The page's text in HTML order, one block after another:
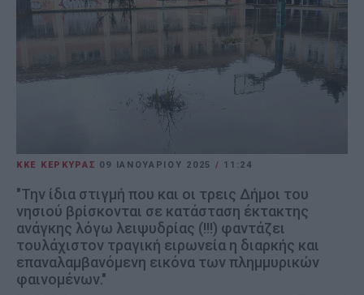
ΚΚΕ ΚΕΡΚΥΡΑΣ 09 ΙΑΝΟΥΑΡΊΟΥ 2025 / 11:24
"Την ίδια στιγμή που και οι τρεις Δήμοι του
νησιού βρίσκονται σε κατάσταση έκτακτης
ανάγκης λόγω λειψυδρίας (!!!) φαντάζει
τουλάχιστον τραγική ειρωνεία η διαρκής και
επαναλαμβανόμενη εικόνα των πλημμυρικών
φαινομένων."